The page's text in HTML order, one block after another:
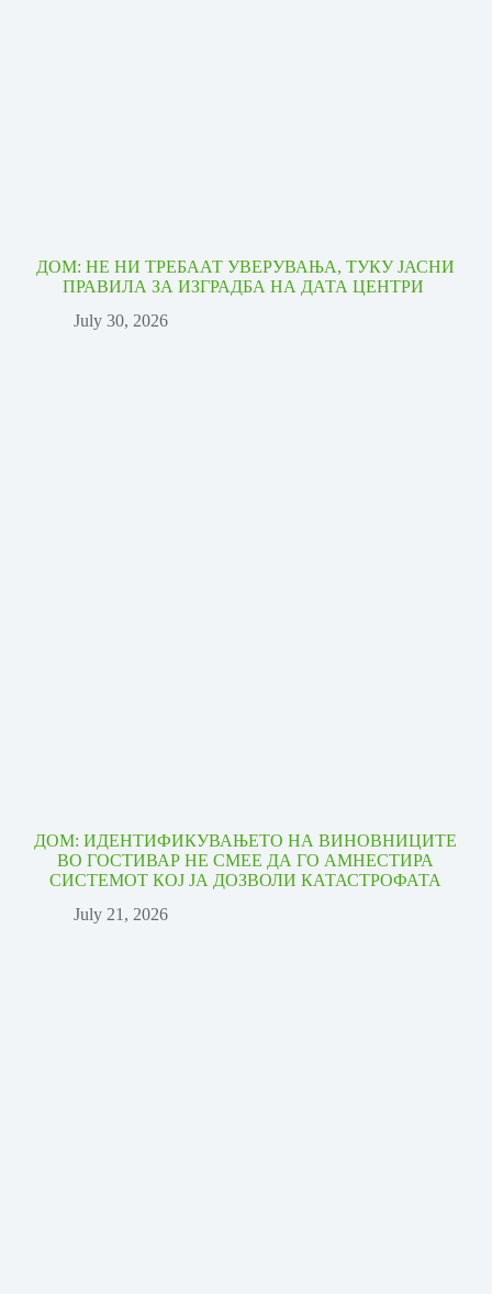
ДОМ: НЕ НИ ТРЕБААТ УВЕРУВАЊА, ТУКУ ЈАСНИ
ПРАВИЛА ЗА ИЗГРАДБА НА ДАТА ЦЕНТРИ
July 30, 2026
ДОМ: ИДЕНТИФИКУВАЊЕТО НА ВИНОВНИЦИТЕ
ВО ГОСТИВАР НЕ СМЕЕ ДА ГО АМНЕСТИРА
СИСТЕМОТ КОЈ ЈА ДОЗВОЛИ КАТАСТРОФАТА
July 21, 2026